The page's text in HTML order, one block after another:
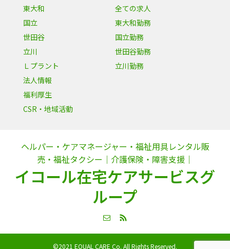
東大和
国立
世田谷
立川
Ｌプラント
法人情報
福利厚生
CSR・地域活動
全ての求人
東大和勤務
国立勤務
世田谷勤務
立川勤務
ヘルパー・ケアマネージャー・福祉用具レンタル販
売・福祉タクシー｜介護保険・障害支援｜
イコール在宅ケアサービスグ
ループ
©2021 EQUAL CARE Co. All Rights Reserved.